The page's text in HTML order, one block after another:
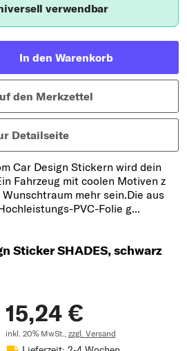
verwendbar
In den Warenkorb
den Merkzettel
Detailseite
Car Design Stickern wird dein
Fahrzeug mit coolen Motiven z
mehr sein.Die aus
PVC-Folie g...
Sticker SHADES, schwarz
15,24 €
inkl. 20% MwSt., zzgl. Versand